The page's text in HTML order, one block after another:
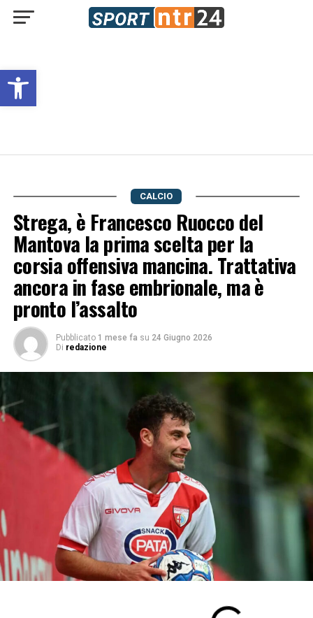
Open toolbar
CALCIO
Strega, è Francesco Ruocco del
Mantova la prima scelta per la
corsia offensiva mancina. Trattativa
ancora in fase embrionale, ma è
pronto l’assalto
Pubblicato 1 mese fa su 24 Giugno 2026
Di redazione